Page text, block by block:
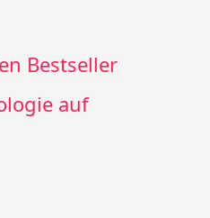
Bestseller
auf